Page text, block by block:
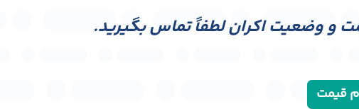
و وضعیت اکران لطفاً تماس بگیرید.
قیمت